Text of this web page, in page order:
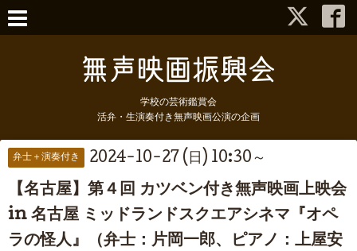
学校の芸術鑑賞会
活弁・生演奏付き無声映画公演の企画
弁士＋演奏付き 2024-10-27 (日) 10:30～
【名古屋】第４回 カツベン付き無声映画上映会
in 名古屋 ミッドランドスクエアシネマ『オペ
ラの怪人』（弁士：片岡一郎、ピアノ：上屋安